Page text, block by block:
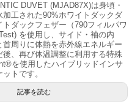
DUVET (MJAD87X)は身頃・
加工された90%ホワイトダックダ
トダックフェザー（790フィルパワ
を使用し、サイド・袖の内
首周りに体熱を赤外線エネルギー
後、再び体温調整に利用する特殊
を使用したハイブリッドインサ
トです。
記事を読む